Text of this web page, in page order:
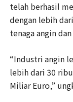
telah berhasil
dengan lebih
tenaga angin
“Industri angin
lebih dari 30
Miliar Euro,”